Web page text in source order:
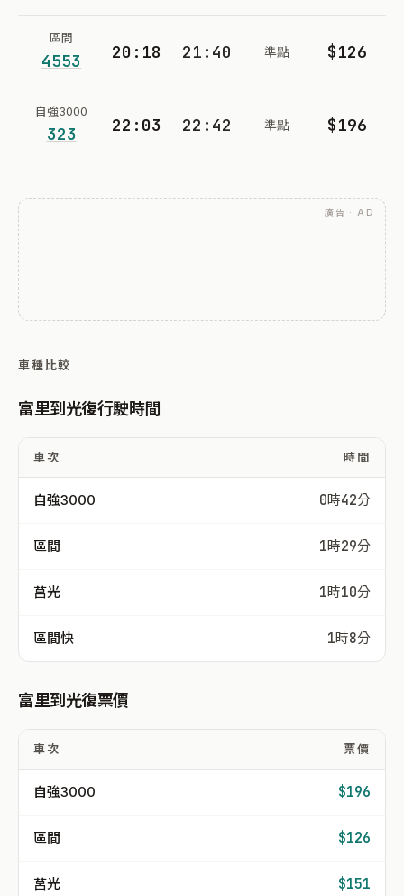
區間
4553 20:18 21:40 準點 $126
自強3000
323 22:03 22:42 準點 $196
廣告 · AD
車種比較
富里到光復行駛時間
車次 時間
自強3000 0時42分
區間 1時29分
莒光 1時10分
區間快 1時8分
富里到光復票價
車次 票價
自強3000 $196
區間 $126
莒光 $151